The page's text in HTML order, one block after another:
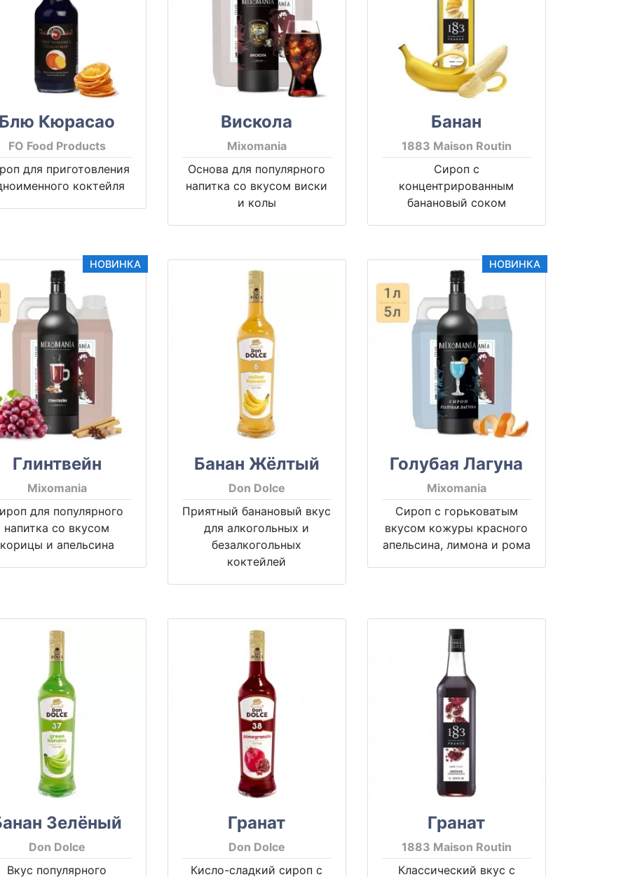
Кюрасао
FO Food Products
для приготовления
коктейля
Вискола
Mixomania
Основа для популярного
напитка со вкусом виски
и колы
Банан
1883 Maison Routin
Сироп с
концентрированным
банановый соком
НОВИНКА
Глинтвейн
Mixomania
для популярного
напитка со вкусом
корицы и апельсина
Банан Жёлтый
Don Dolce
Приятный банановый вкус
для алкогольных и
безалкогольных
коктейлей
НОВИНКА
Голубая Лагуна
Mixomania
Сироп с горьковатым
вкусом кожуры красного
апельсина, лимона и рома
Зелёный
Don Dolce
Вкус популярного
Гранат
Don Dolce
Кисло-сладкий сироп с
Гранат
1883 Maison Routin
Классический вкус с